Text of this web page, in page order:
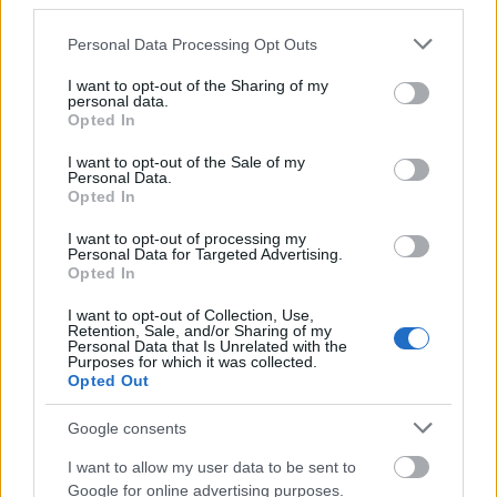
Please note that this website/app uses one or more Google
not limited to your visit or usage behaviour. You may click to
grant or deny consent to Google and its third-party tags to
use your data for below specified purposes in below Google
consent section.
Personal Data Processing Opt Outs
I want to opt-out of the Sharing of my
personal data.
Opted In
I want to opt-out of the Sale of my
Personal Data.
Opted In
I want to opt-out of processing my
Personal Data for Targeted Advertising.
Opted In
I want to opt-out of Collection, Use,
Retention, Sale, and/or Sharing of my
Personal Data that Is Unrelated with the
Purposes for which it was collected.
Opted Out
Google consents
I want to allow my user data to be sent to
Google for online advertising purposes.
κατέθεσε και ο Παύλος Ασλανίδης
ΑΝΑΡΤΗΘΗΚΕ ΑΠΟ ΓΕΩΡΓΊΑ ΝΤΟΎΝΗ
Ζητά να γίνουν βιοχημικές, ιστολογικές και τοξικολογικές
εξετάσεις